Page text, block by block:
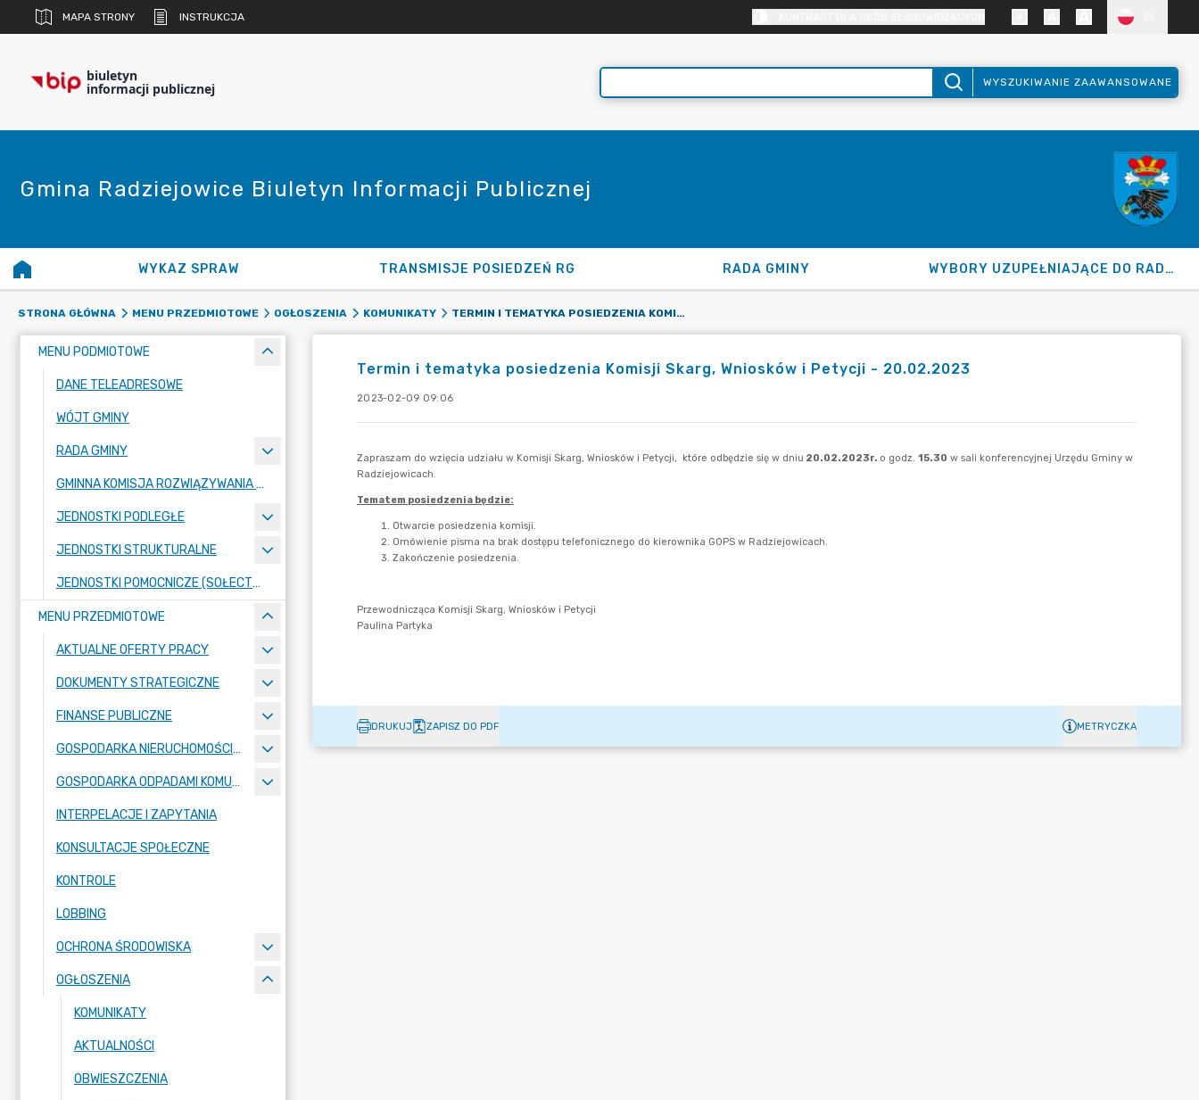
MAPA STRONY INSTRUKCJA
biuletyn
informacji publicznej WYSZUKIWANIE ZAAWANSOWANE
Gmina Radziejowice Biuletyn Informacji Publicznej
WYKAZ SPRAW TRANSMISJE POSIEDZEŃ RG RADA GMINY WYBORY UZUPEŁNIAJĄCE DO RADY GMINY 2026
STRONA GŁÓWNA MENU PRZEDMIOTOWE OGŁOSZENIA KOMUNIKATY TERMIN I TEMATYKA POSIEDZENIA KOMISJI SKARG, WNIOSKÓW I PETYCJI - 20.02.2023
MENU PODMIOTOWE
DANE TELEADRESOWE
WÓJT GMINY
RADA GMINY
GMINNA KOMISJA ROZWIĄZYWANIA PROBLEMÓW ALKOHOLOWYCH
JEDNOSTKI PODLEGŁE
JEDNOSTKI STRUKTURALNE
JEDNOSTKI POMOCNICZE (SOŁECTWA)
MENU PRZEDMIOTOWE
AKTUALNE OFERTY PRACY
DOKUMENTY STRATEGICZNE
FINANSE PUBLICZNE
GOSPODARKA NIERUCHOMOŚCIAMI
GOSPODARKA ODPADAMI KOMUNALNYMI
INTERPELACJE I ZAPYTANIA
KONSULTACJE SPOŁECZNE
KONTROLE
LOBBING
OCHRONA ŚRODOWISKA
OGŁOSZENIA
KOMUNIKATY
AKTUALNOŚCI
OBWIESZCZENIA
Termin i tematyka posiedzenia Komisji Skarg, Wniosków i Petycji - 20.02.2023
2023-02-09 09:06
DRUKUJ ZAPISZ DO PDF METRYCZKA